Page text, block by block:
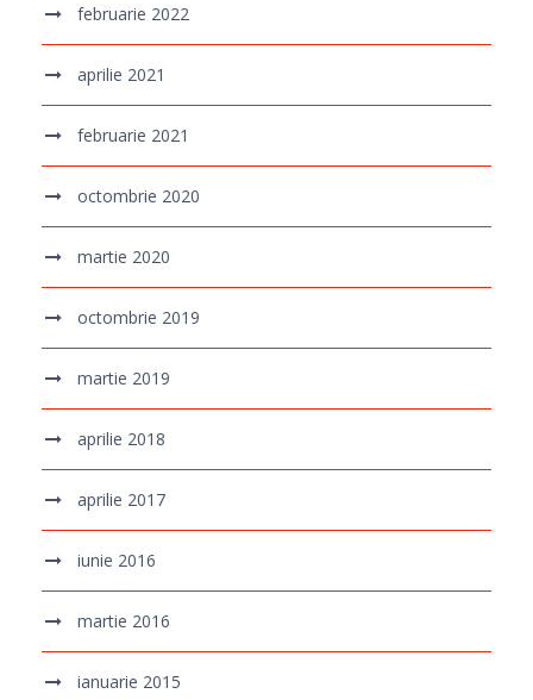
februarie 2022
aprilie 2021
februarie 2021
octombrie 2020
martie 2020
octombrie 2019
martie 2019
aprilie 2018
aprilie 2017
iunie 2016
martie 2016
ianuarie 2015